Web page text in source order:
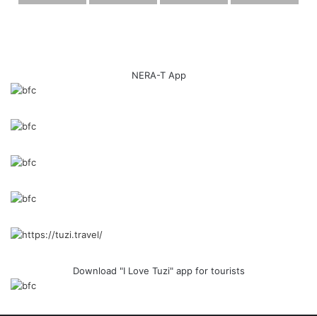
primjena propisa kroz saradnju sa nadležnim opštinskim
Naš cilj nije samo da “odradimo posao”, nego da izgradimo
rokovi i koji su prioriteti.
Zajedno možemo postići više, za čistije Tuzi, uređenije
Izvršni direktor
NERA-T App
Download "I Love Tuzi" app for tourists